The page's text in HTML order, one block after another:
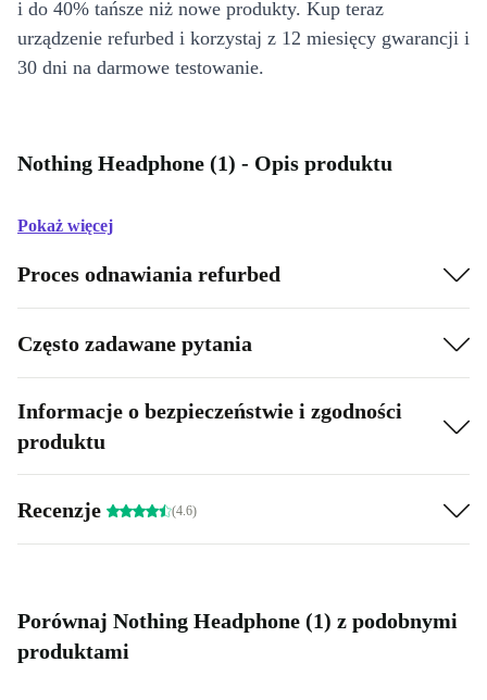
i do 40% tańsze niż nowe produkty. Kup teraz
urządzenie refurbed i korzystaj z 12 miesięcy gwarancji i
30 dni na darmowe testowanie.
Nothing Headphone (1) - Opis produktu
Pokaż więcej
Proces odnawiania refurbed
Często zadawane pytania
Informacje o bezpieczeństwie i zgodności
produktu
Recenzje (4.6)
Porównaj Nothing Headphone (1) z podobnymi
produktami